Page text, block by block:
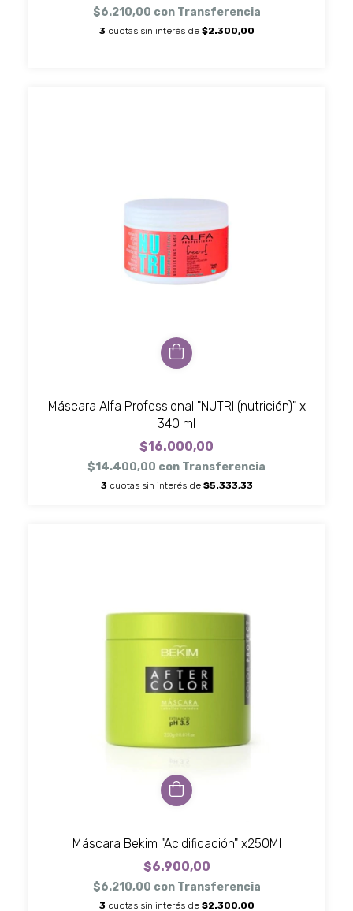
$6.210,00 con Transferencia
3 cuotas sin interés de $2.300,00
Máscara Alfa Professional "NUTRI (nutrición)" x
340 ml
$16.000,00
$14.400,00 con Transferencia
3 cuotas sin interés de $5.333,33
Máscara Bekim "Acidificación" x250Ml
$6.900,00
$6.210,00 con Transferencia
3 cuotas sin interés de $2.300,00